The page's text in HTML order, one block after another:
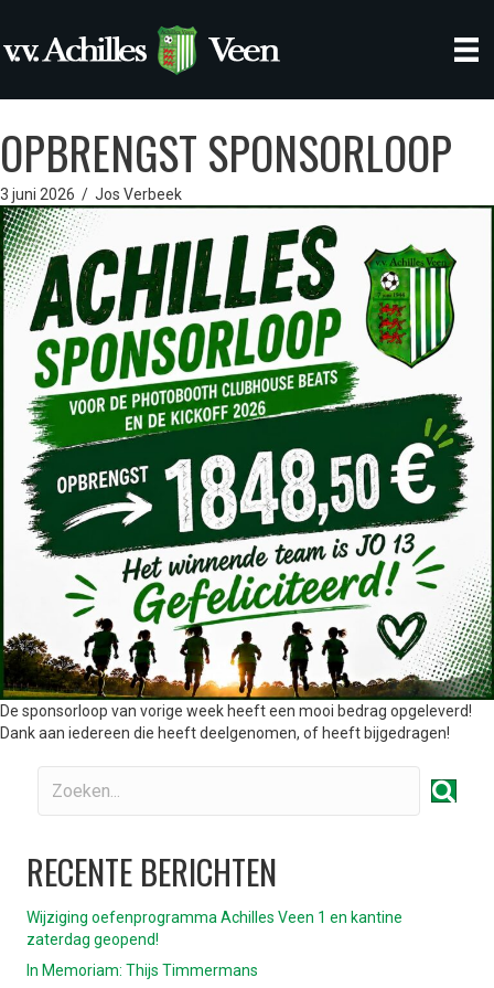
OPBRENGST SPONSORLOOP
3 juni 2026 / Jos Verbeek
De sponsorloop van vorige week heeft een mooi bedrag opgeleverd!
Dank aan iedereen die heeft deelgenomen, of heeft bijgedragen!
RECENTE BERICHTEN
Wijziging oefenprogramma Achilles Veen 1 en kantine
zaterdag geopend!
In Memoriam: Thijs Timmermans